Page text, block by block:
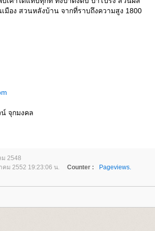
มือง สวนหลังบ้าน จากที่ราบถึงความสูง 1800
จุกมงคล
2548
คม 2552 19:23:06 น. Counter :
Pageviews.